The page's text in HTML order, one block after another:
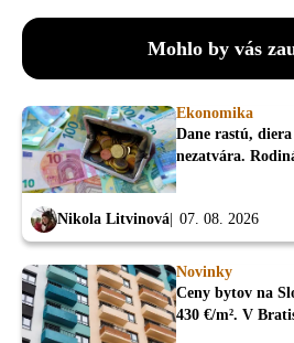
Mohlo by vás
Ekonomika
Dane rastú,
nezatvára.
Nikola Litvinová 07. 08. 2026
Novinky
Ceny bytov na
430 €/m². V